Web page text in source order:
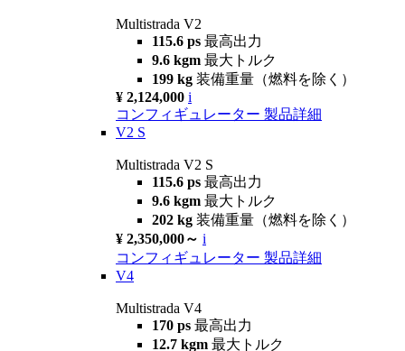
Multistrada V2
115.6 ps 最高出力
9.6 kgm 最大トルク
199 kg 装備重量（燃料を除く）
¥ 2,124,000 i
コンフィギュレーター 製品詳細
V2 S
Multistrada V2 S
115.6 ps 最高出力
9.6 kgm 最大トルク
202 kg 装備重量（燃料を除く）
¥ 2,350,000～ i
コンフィギュレーター 製品詳細
V4
Multistrada V4
170 ps 最高出力
12.7 kgm 最大トルク